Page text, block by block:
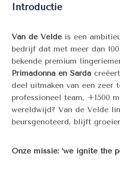
Introductie
Van de Veldeis een
bedrijf dat met meer dan
bekende premium
Primadonna en Sarda
deel uitmaken van een zeer
professioneel team, +1500
wereldwijd? Van de Velde
beursgenoteerd, blijft
Onze missie: ‘we ignite the